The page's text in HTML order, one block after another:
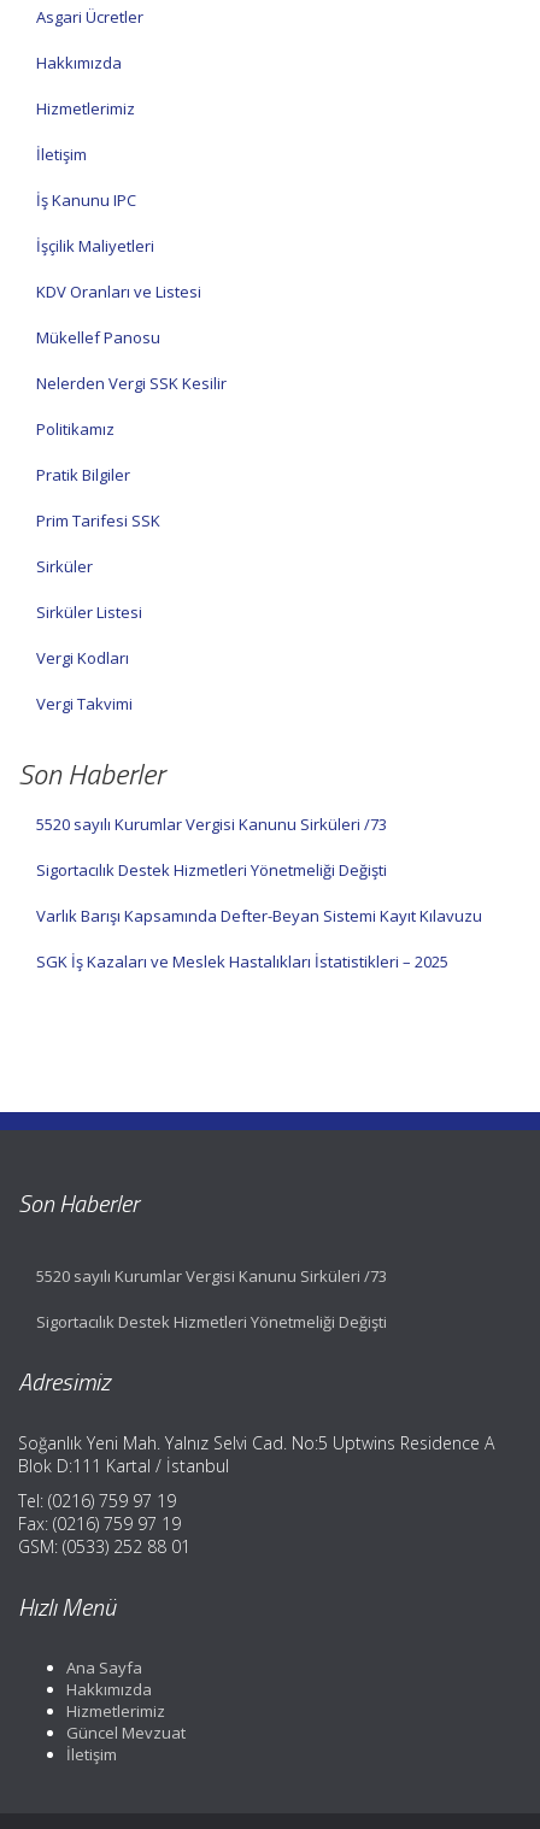
Asgari Ücretler
Hakkımızda
Hizmetlerimiz
İletişim
İş Kanunu IPC
İşçilik Maliyetleri
KDV Oranları ve Listesi
Mükellef Panosu
Nelerden Vergi SSK Kesilir
Politikamız
Pratik Bilgiler
Prim Tarifesi SSK
Sirküler
Sirküler Listesi
Vergi Kodları
Vergi Takvimi
Son Haberler
5520 sayılı Kurumlar Vergisi Kanunu Sirküleri /73
Sigortacılık Destek Hizmetleri Yönetmeliği Değişti
Varlık Barışı Kapsamında Defter-Beyan Sistemi Kayıt Kılavuzu
SGK İş Kazaları ve Meslek Hastalıkları İstatistikleri – 2025
Son Haberler
5520 sayılı Kurumlar Vergisi Kanunu Sirküleri /73
Sigortacılık Destek Hizmetleri Yönetmeliği Değişti
Adresimiz
Soğanlık Yeni Mah. Yalnız Selvi Cad. No:5 Uptwins Residence A
Blok D:111 Kartal / İstanbul
Tel: (0216) 759 97 19
Fax: (0216) 759 97 19
GSM: (0533) 252 88 01
Hızlı Menü
Ana Sayfa
Hakkımızda
Hizmetlerimiz
Güncel Mevzuat
İletişim